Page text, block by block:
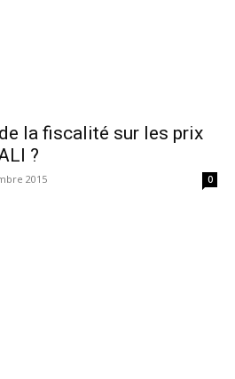
la fiscalité sur les prix
?
2015 0